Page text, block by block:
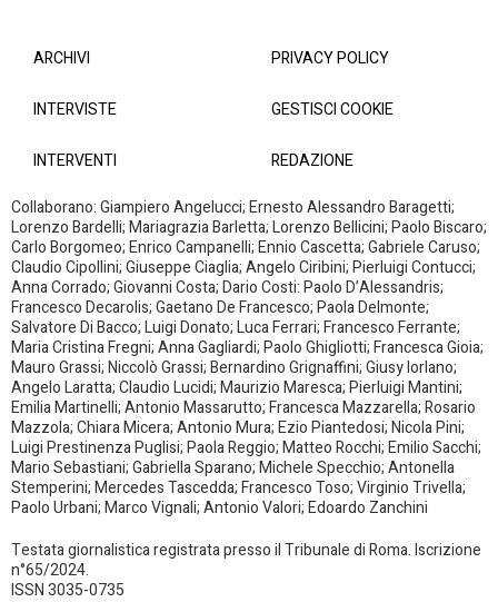
ARCHIVI
INTERVISTE
INTERVENTI
PRIVACY POLICY
GESTISCI COOKIE
REDAZIONE
Collaborano: Giampiero Angelucci; Ernesto Alessandro Baragetti;
Lorenzo Bardelli; Mariagrazia Barletta; Lorenzo Bellicini; Paolo Biscaro;
Carlo Borgomeo; Enrico Campanelli; Ennio Cascetta; Gabriele Caruso;
Claudio Cipollini; Giuseppe Ciaglia; Angelo Ciribini; Pierluigi Contucci;
Anna Corrado; Giovanni Costa; Dario Costi: Paolo D’Alessandris;
Francesco Decarolis; Gaetano De Francesco; Paola Delmonte;
Salvatore Di Bacco; Luigi Donato; Luca Ferrari; Francesco Ferrante;
Maria Cristina Fregni; Anna Gagliardi; Paolo Ghigliotti; Francesca Gioia;
Mauro Grassi; Niccolò Grassi; Bernardino Grignaffini; Giusy Iorlano;
Angelo Laratta; Claudio Lucidi; Maurizio Maresca; Pierluigi Mantini;
Emilia Martinelli; Antonio Massarutto; Francesca Mazzarella; Rosario
Mazzola; Chiara Micera; Antonio Mura; Ezio Piantedosi; Nicola Pini;
Luigi Prestinenza Puglisi; Paola Reggio; Matteo Rocchi; Emilio Sacchi;
Mario Sebastiani; Gabriella Sparano; Michele Specchio; Antonella
Stemperini; Mercedes Tascedda; Francesco Toso; Virginio Trivella;
Paolo Urbani; Marco Vignali; Antonio Valori; Edoardo Zanchini
Testata giornalistica registrata presso il Tribunale di Roma. Iscrizione
n°65/2024.
ISSN 3035-0735